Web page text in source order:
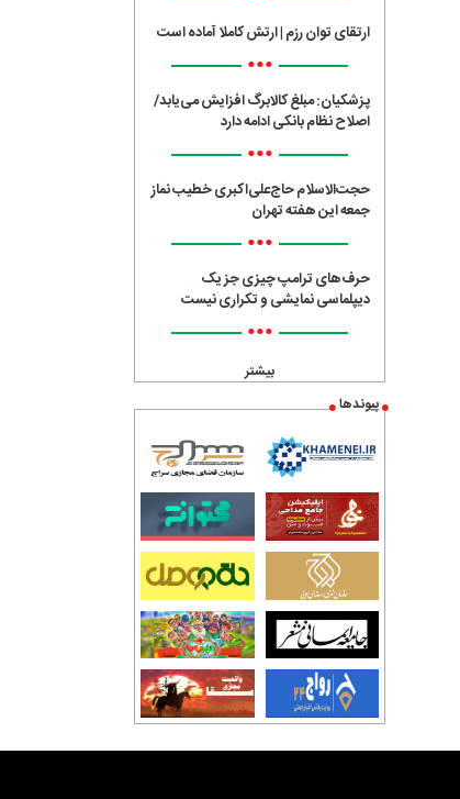
ارتقای توان رزم | ارتش کاملا آماده است
•••
پزشکیان: مبلغ کالابرگ افزایش می‌یابد/
اصلاح نظام بانکی ادامه دارد
•••
حجت‌الاسلام حاج‌علی‌اکبری خطیب نماز
جمعه این هفته تهران
•••
حرف‌های ترامپ چیزی جز یک
دیپلماسی نمایشی و تکراری نیست
•••
بیشتر
پیوندها